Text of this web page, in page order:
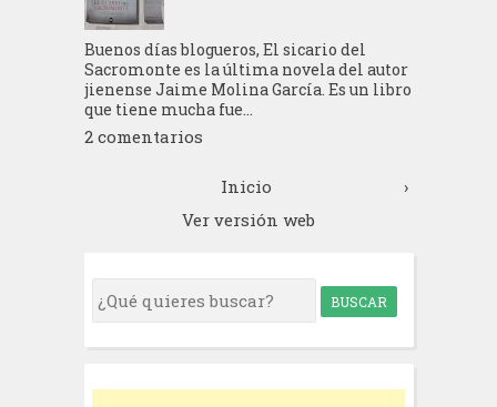
Buenos días blogueros, El sicario del
Sacromonte es la última novela del autor
jienense Jaime Molina García. Es un libro
que tiene mucha fue...
2 comentarios
›
Inicio
Ver versión web
S
e
r